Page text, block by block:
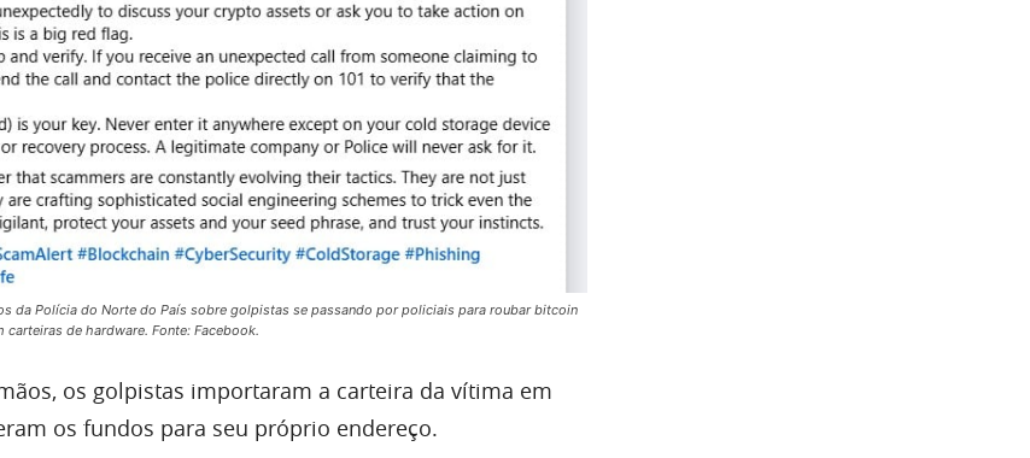
da Polícia do Norte do País sobre golpistas se passando por policiais para roubar bitcoin
de hardware. Fonte: Facebook.
os golpistas importaram a carteira da vítima em
os fundos para seu próprio endereço.